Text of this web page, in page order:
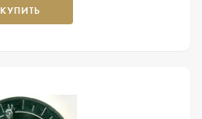
КУПИТЬ